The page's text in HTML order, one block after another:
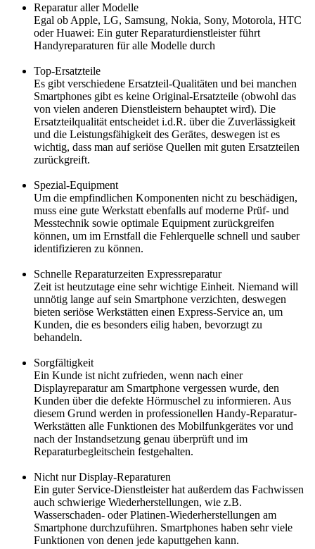
Reparatur aller Modelle
Egal ob Apple, LG, Samsung, Nokia, Sony, Motorola, HTC
oder Huawei: Ein guter Reparaturdienstleister führt
Handyreparaturen für alle Modelle durch
Top-Ersatzteile
Es gibt verschiedene Ersatzteil-Qualitäten und bei manchen
Smartphones gibt es keine Original-Ersatzteile (obwohl das
von vielen anderen Dienstleistern behauptet wird). Die
Ersatzteilqualität entscheidet i.d.R. über die Zuverlässigkeit
und die Leistungsfähigkeit des Gerätes, deswegen ist es
wichtig, dass man auf seriöse Quellen mit guten Ersatzteilen
zurückgreift.
Spezial-Equipment
Um die empfindlichen Komponenten nicht zu beschädigen,
muss eine gute Werkstatt ebenfalls auf moderne Prüf- und
Messtechnik sowie optimale Equipment zurückgreifen
können, um im Ernstfall die Fehlerquelle schnell und sauber
identifizieren zu können.
Schnelle Reparaturzeiten Expressreparatur
Zeit ist heutzutage eine sehr wichtige Einheit. Niemand will
unnötig lange auf sein Smartphone verzichten, deswegen
bieten seriöse Werkstätten einen Express-Service an, um
Kunden, die es besonders eilig haben, bevorzugt zu
behandeln.
Sorgfältigkeit
Ein Kunde ist nicht zufrieden, wenn nach einer
Displayreparatur am Smartphone vergessen wurde, den
Kunden über die defekte Hörmuschel zu informieren. Aus
diesem Grund werden in professionellen Handy-Reparatur-
Werkstätten alle Funktionen des Mobilfunkgerätes vor und
nach der Instandsetzung genau überprüft und im
Reparaturbegleitschein festgehalten.
Nicht nur Display-Reparaturen
Ein guter Service-Dienstleister hat außerdem das Fachwissen
auch schwierige Wiederherstellungen, wie z.B.
Wasserschaden- oder Platinen-Wiederherstellungen am
Smartphone durchzuführen. Smartphones haben sehr viele
Funktionen von denen jede kaputtgehen kann.